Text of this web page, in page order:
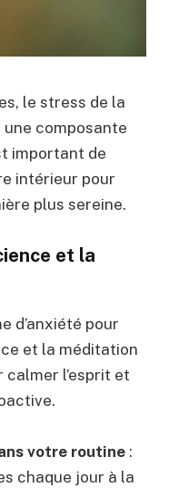
le stress de la
composante
important de
intérieur pour
plus sereine.
et la
d’anxiété pour
et la méditation
l’esprit et
votre routine :
chaque jour à la